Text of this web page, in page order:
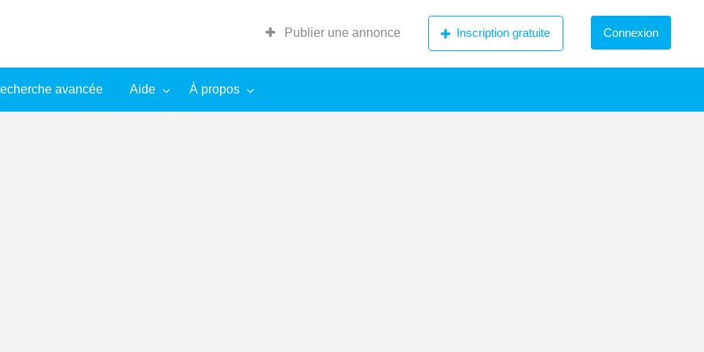
Publier une annonce Inscription gratuite Connexion
avancée Aide À propos